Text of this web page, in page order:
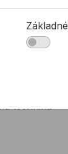
h)
dosky
technika
Základné